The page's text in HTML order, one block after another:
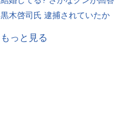
黒木啓司氏 逮捕されていたか
もっと見る